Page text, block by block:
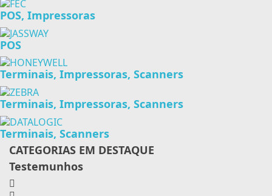
POS, Impressoras
POS
Terminais, Impressoras, Scanners
Terminais, Impressoras, Scanners
Terminais, Scanners
CATEGORIAS EM DESTAQUE
Testemunhos